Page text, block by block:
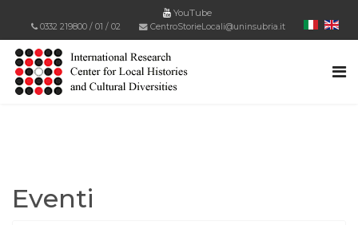
YouTube
0332 219800 / 01 / 02 CentroStorieLocali@uninsubria.it
Eventi